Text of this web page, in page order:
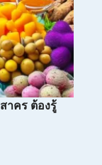
าคร ต้องรู้